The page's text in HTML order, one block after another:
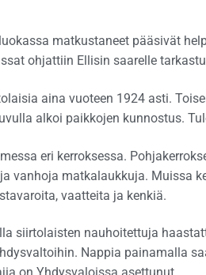
matkustaneet pääsivät
ohjattiin Ellisin saarelle
aina vuoteen 1924 asti.
alkoi paikkojen kunnostus.
eri kerroksessa.
vanhoja matkalaukkuja. Muissa
vaatteita ja kenkiä.
siirtolaisten nauhoitettuja
Nappia painamalla